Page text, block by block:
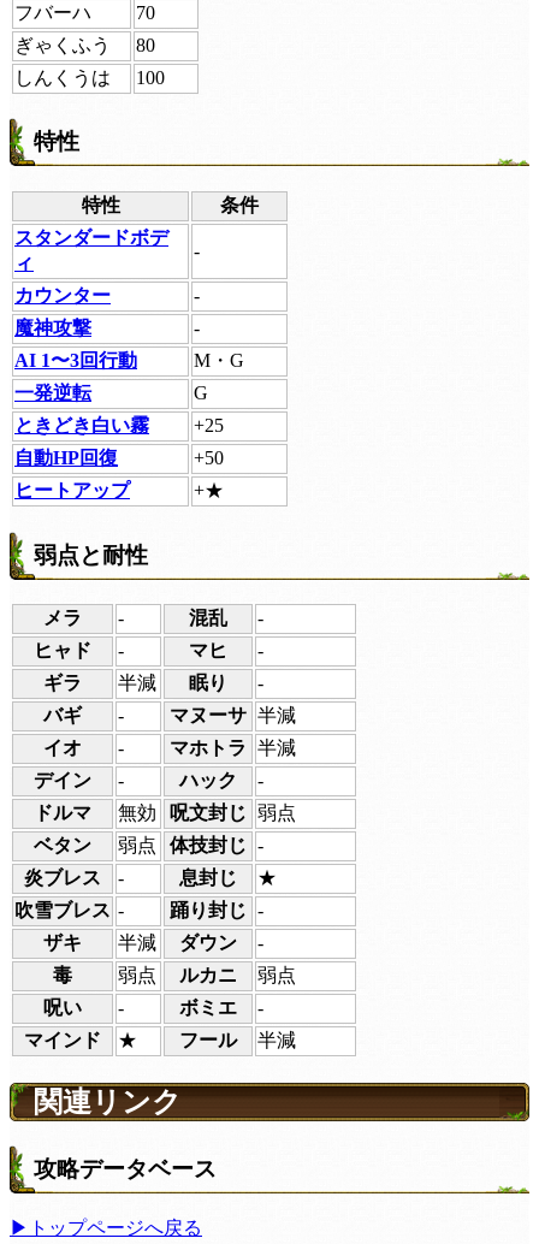
フバーハ
70
ぎゃくふう
80
しんくうは
100
特性
特性
条件
スタンダードボデ
ィ
-
カウンター
-
魔神攻撃
-
AI 1〜3回行動
M・G
一発逆転
G
ときどき白い霧
+25
自動HP回復
+50
ヒートアップ
+★
弱点と耐性
メラ - 混乱
-
ヒャド
- マヒ
-
ギラ
半減 眠り
-
バギ
- マヌーサ 半減
イオ
- マホトラ
半減
デイン
- ハック
-
ドルマ
無効 呪文封じ 弱点
ベタン
弱点 体技封じ -
炎ブレス
- 息封じ
★
吹雪ブレス - 踊り封じ -
ザキ
半減 ダウン
-
毒
弱点 ルカニ
弱点
呪い
- ボミエ
-
マインド
★ フール 半減
関連リンク
攻略データベース
▶トップページへ戻る